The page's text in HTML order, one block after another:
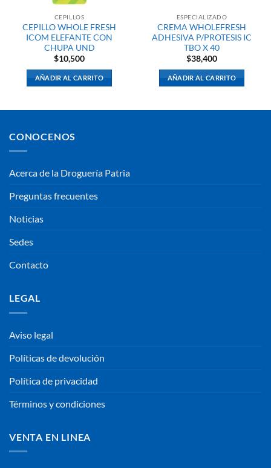
CEPILLOS
CEPILLO WHOLE FRESH
ICOM ELEFANTE CON
CHUPA UND
$10,500
AÑADIR AL CARRITO
ESPECIALIZADO
CREMA WHOLEFRESH
ADHESIVA P/PROTESIS IC
TBO X 40
$38,400
AÑADIR AL CARRITO
CONOCENOS
Acerca de la Droguería Patria
Preguntas frecuentes
Noticias
Sedes
Contacto
LEGAL
Aviso legal
Políticas de devolución
Política de privacidad
Términos y condiciones
VENTA EN LINEA